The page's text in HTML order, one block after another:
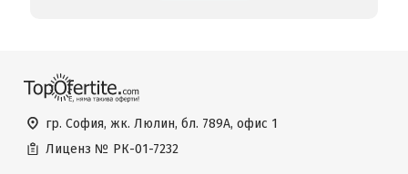
гр. София, жк. Люлин, бл. 789А, офис 1
Лиценз № РК-01-7232